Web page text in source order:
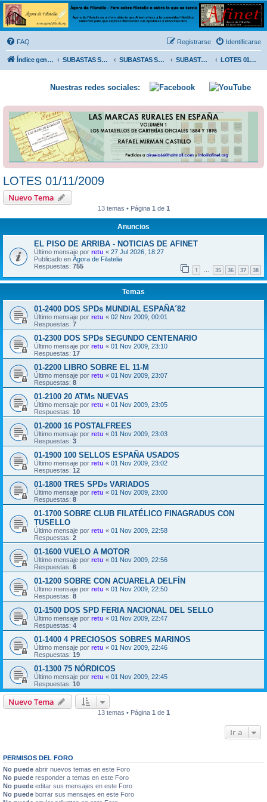
Ágora de Filatelia
Foro sobre filatelia o sobre lo que se tercie. Ágora de Filatelia es un foro abierto que Afinet
ofrece a la comunidad filatélica universal para que exprese libremente sus opiniones y
conocimientos
FAQ Identificarse
Registrarse
Índice general SUBASTAS SOLIDARIAS (In memoriam MENDOZA) SUBASTAS SOLIDARIAS 2025 y anteriores SUBASTAS SOLIDARIAS 2009 LOTES 01/11/2009
Nuestras redes sociales:
LOTES 01/11/2009
Nuevo Tema
13 temas • Página 1 de 1
Anuncios
EL PISO DE ARRIBA - NOTICIAS DE AFINET
Último mensaje por retu « 27 Jul 2026, 18:27
Publicado en Ágora de Filatelia
Respuestas: 755 1 … 35 36 37 38
Temas
01-2400 DOS SPDs MUNDIAL ESPAÑA´82
Último mensaje por retu « 02 Nov 2009, 00:01
Respuestas: 7
01-2300 DOS SPDs SEGUNDO CENTENARIO
Último mensaje por retu « 01 Nov 2009, 23:10
Respuestas: 17
01-2200 LIBRO SOBRE EL 11-M
Último mensaje por retu « 01 Nov 2009, 23:07
Respuestas: 8
01-2100 20 ATMs NUEVAS
Último mensaje por retu « 01 Nov 2009, 23:05
Respuestas: 10
01-2000 16 POSTALFREES
Último mensaje por retu « 01 Nov 2009, 23:03
Respuestas: 3
01-1900 100 SELLOS ESPAÑA USADOS
Último mensaje por retu « 01 Nov 2009, 23:02
Respuestas: 12
01-1800 TRES SPDs VARIADOS
Último mensaje por retu « 01 Nov 2009, 23:00
Respuestas: 8
01-1700 SOBRE CLUB FILATÉLICO FINAGRADUS CON
TUSELLO
Último mensaje por retu « 01 Nov 2009, 22:58
Respuestas: 2
01-1600 VUELO A MOTOR
Último mensaje por retu « 01 Nov 2009, 22:56
Respuestas: 6
01-1200 SOBRE CON ACUARELA DELFÍN
Último mensaje por retu « 01 Nov 2009, 22:50
Respuestas: 8
01-1500 DOS SPD FERIA NACIONAL DEL SELLO
Último mensaje por retu « 01 Nov 2009, 22:47
Respuestas: 4
01-1400 4 PRECIOSOS SOBRES MARINOS
Último mensaje por retu « 01 Nov 2009, 22:46
Respuestas: 19
01-1300 75 NÓRDICOS
Último mensaje por retu « 01 Nov 2009, 22:45
Respuestas: 10
Nuevo Tema
13 temas • Página 1 de 1
Ir a
PERMISOS DEL FORO
No puede abrir nuevos temas en este Foro
No puede responder a temas en este Foro
No puede editar sus mensajes en este Foro
No puede borrar sus mensajes en este Foro